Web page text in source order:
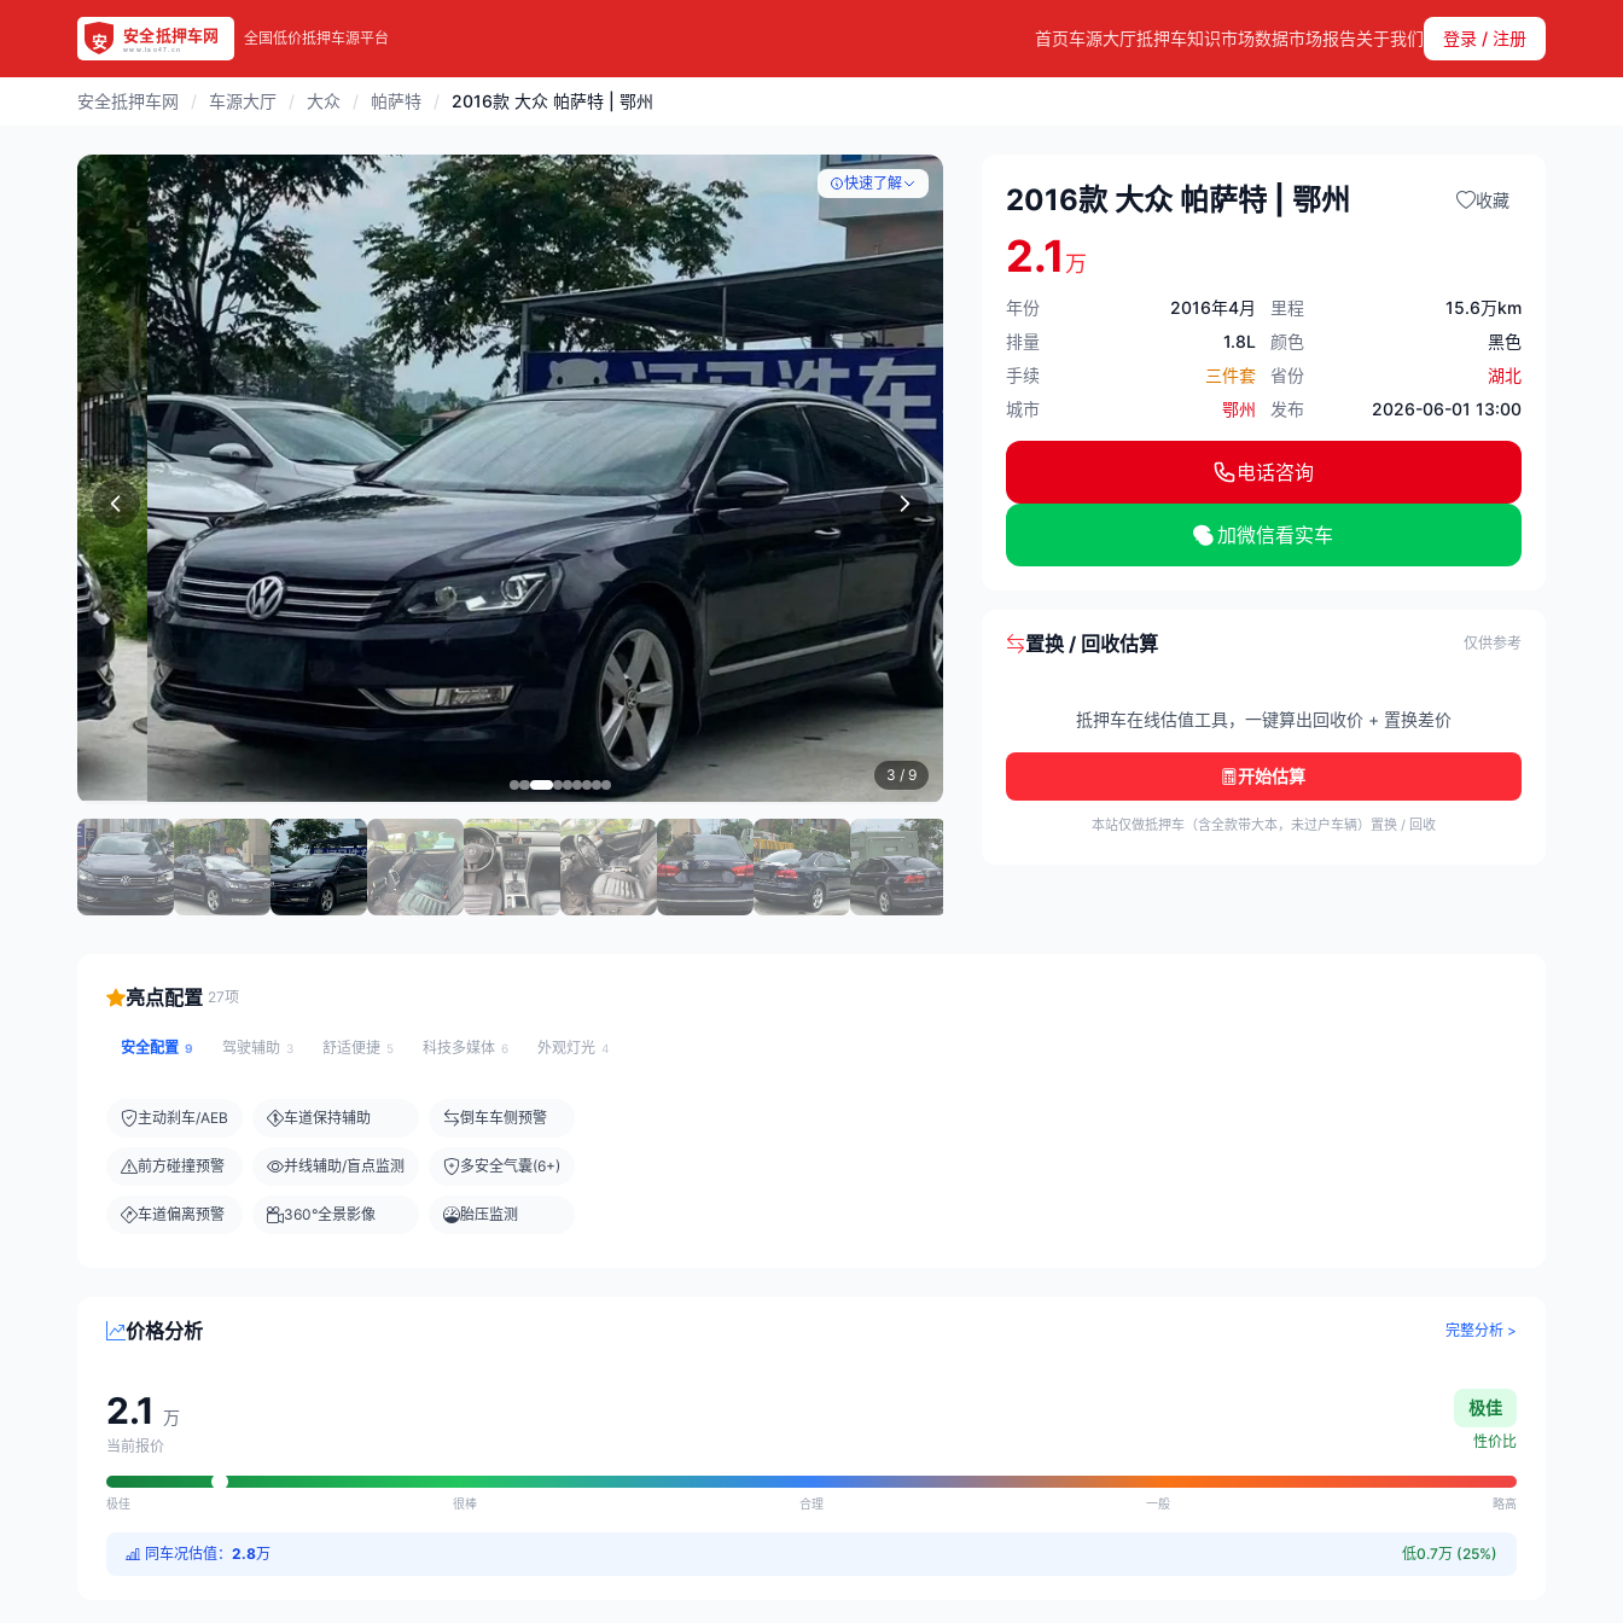
全国低价抵押车源平台 首页车源大厅抵押车知识市场数据市场报告关于我们 登录 / 注册
安全抵押车网 / 车源大厅 / 大众 / 帕萨特 / 2016款 大众 帕萨特 | 鄂州
快速了解
3 / 9
2016款 大众 帕萨特 | 鄂州 收藏
2.1 万
年份 2016年4月 里程
15.6万km
排量
1.8L 颜色
黑色
手续
三件套 省份
湖北
城市
鄂州 发布 2026-06-01 13:00
电话咨询
加微信看实车
置换 / 回收估算 仅供参考
抵押车在线估值工具，一键算出回收价 + 置换差价
开始估算
本站仅做抵押车（含全款带大本，未过户车辆）置换 / 回收
亮点配置 27项
安全配置 9 驾驶辅助 3 舒适便捷 5 科技多媒体 6 外观灯光 4
主动刹车/AEB
前方碰撞预警
车道偏离预警
车道保持辅助
并线辅助/盲点监测
360°全景影像
倒车车侧预警
多安全气囊(6+)
胎压监测
价格分析 完整分析 >
2.1 万
当前报价
极佳
性价比
极佳 很棒 合理 一般 略高
同车况估值： 2.8万 低0.7万 (25%)